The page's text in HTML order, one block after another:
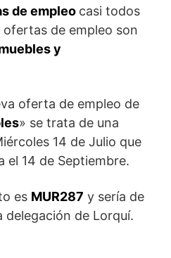
de empleo casi todos
ofertas de empleo son
y
oferta de empleo de
» se trata de una
14 de Julio que
el 14 de Septiembre.
es MUR287 y sería de
delegación de Lorquí.